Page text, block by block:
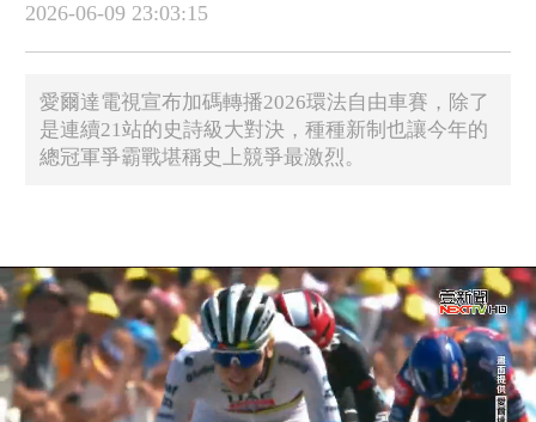
2026-06-09 23:03:15
愛爾達電視宣布加碼轉播2026環法自由車賽，除了
是連續21站的史詩級大對決，種種新制也讓今年的
總冠軍爭霸戰堪稱史上競爭最激烈。